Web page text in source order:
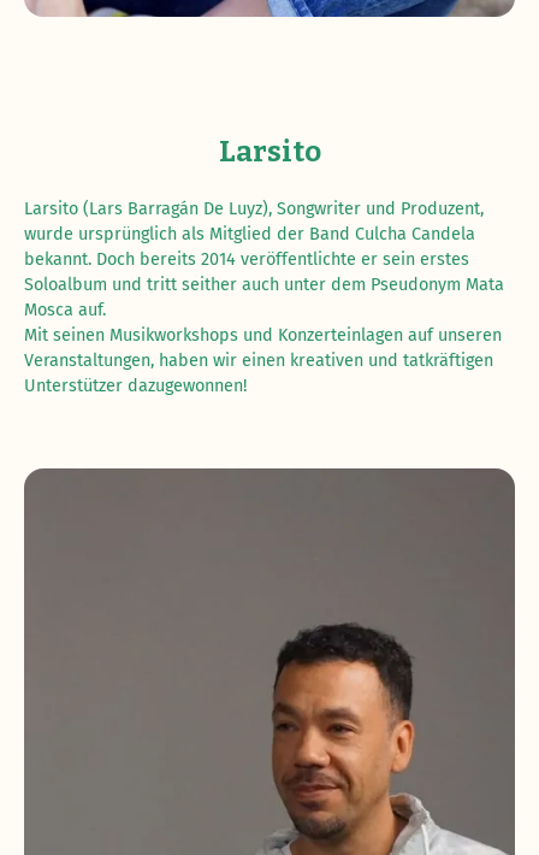
Larsito
Larsito (Lars Barragán De Luyz), Songwriter und Produzent,
wurde ursprünglich als Mitglied der Band Culcha Candela
bekannt. Doch bereits 2014 veröffentlichte er sein erstes
Soloalbum und tritt seither auch unter dem Pseudonym Mata
Mosca auf.
Mit seinen Musikworkshops und Konzerteinlagen auf unseren
Veranstaltungen, haben wir einen kreativen und tatkräftigen
Unterstützer dazugewonnen!